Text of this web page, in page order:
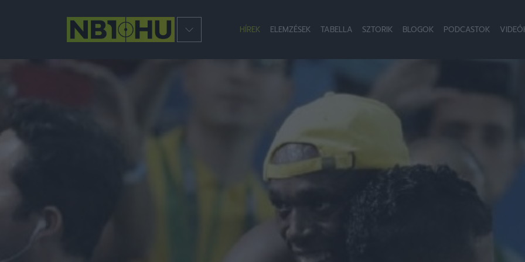
HÍREK ELEMZÉSEK TABELLA SZTORIK BLOGOK PODCASTOK